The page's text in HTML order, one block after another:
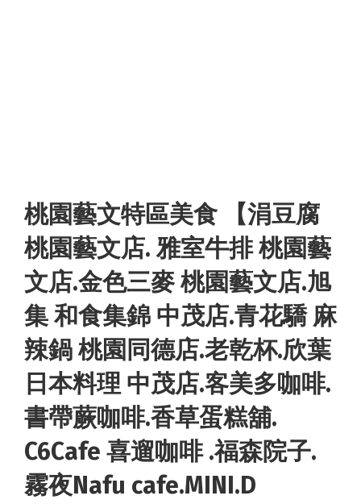
桃園藝文特區美食 【涓豆腐
桃園藝文店. 雅室牛排 桃園藝
文店.金色三麥 桃園藝文店.旭
集 和食集錦 中茂店.青花驕 麻
辣鍋 桃園同德店.老乾杯.欣葉
日本料理 中茂店.客美多咖啡.
書帶蕨咖啡.香草蛋糕舖.
C6Cafe 喜遛咖啡 .福森院子.
霧夜Nafu cafe.MINI.D